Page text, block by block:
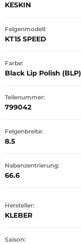
KESKIN
Felgenmodell:
KT15 SPEED
Farbe:
Black Lip Polish (BLP)
Teilenummer:
799042
Felgenbreite:
8.5
Nabenzentrierung:
66.6
Hersteller:
KLEBER
Saison: